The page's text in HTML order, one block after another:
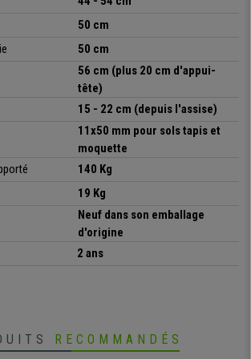
ce modèle est dequalité supérieure
de bureau
confortable, design et ajustable
commande dès aujourd'hui ! Chez Chaisepro,
livraison gratuite, en 48 à 72H
Chaisepro
support lombaire réglable
angle et profondeur)
résistante en maille respirable
métallique
50 cm
50 cm
56 cm (plus 20 cm d'appui-
tête)
15 - 22 cm (depuis l'assise)
11x50 mm pour sols tapis et
moquette
140 Kg
19 Kg
Neuf dans son emballage
d'origine
2 ans
RECOMMANDÉS